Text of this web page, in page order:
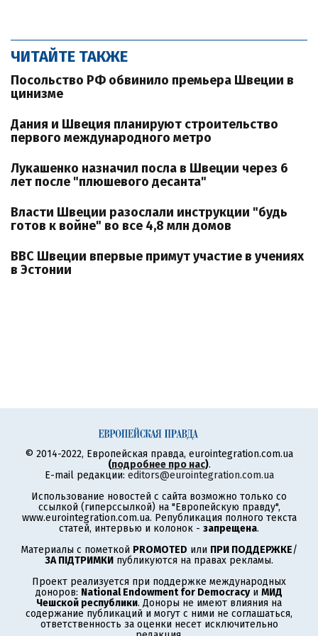
ЧИТАЙТЕ ТАКЖЕ
Посольство РФ обвинило премьера Швеции в
цинизме
Дания и Швеция планируют строительство
первого международного метро
Лукашенко назначил посла в Швеции через 6
лет после "плюшевого десанта"
Власти Швеции разослали инструкции "будь
готов к войне" во все 4,8 млн домов
ВВС Швеции впервые примут участие в учениях
в Эстонии
© 2014-2022, Европейская правда, eurointegration.com.ua
(подробнее про нас).
E-mail редакции: editors@eurointegration.com.ua
Использование новостей с сайта возможно только со
ссылкой (гиперссылкой) на "Европейскую правду",
www.eurointegration.com.ua. Републикация полного текста
статей, интервью и колонок - запрещена.
Материалы с пометкой PROMOTED или ПРИ ПОДДЕРЖКЕ/
ЗА ПІДТРИМКИ публикуются на правах рекламы.
Проект реализуется при поддержке международных
доноров: National Endowment for Democracyи МИД
Чешской республики. Доноры не имеют влияния на
содержание публикаций и могут с ними не соглашаться,
ответственность за оценки несет исключительно